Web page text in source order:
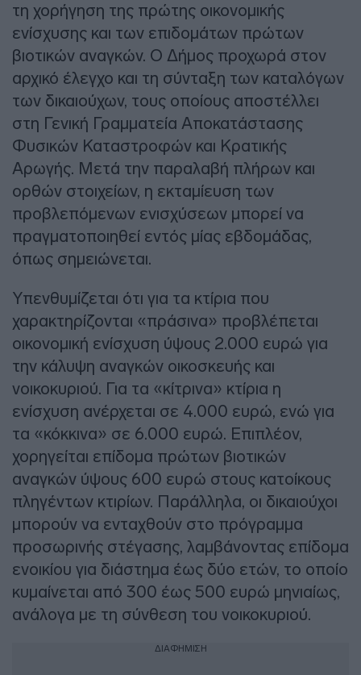
τη χορήγηση της πρώτης οικονομικής
ενίσχυσης και των επιδομάτων πρώτων
βιοτικών αναγκών. Ο Δήμος προχωρά στον
αρχικό έλεγχο και τη σύνταξη των καταλόγων
των δικαιούχων, τους οποίους αποστέλλει
στη Γενική Γραμματεία Αποκατάστασης
Φυσικών Καταστροφών και Κρατικής
Αρωγής. Μετά την παραλαβή πλήρων και
ορθών στοιχείων, η εκταμίευση των
προβλεπόμενων ενισχύσεων μπορεί να
πραγματοποιηθεί εντός μίας εβδομάδας,
όπως σημειώνεται.
Υπενθυμίζεται ότι για τα κτίρια που
χαρακτηρίζονται «πράσινα» προβλέπεται
οικονομική ενίσχυση ύψους 2.000 ευρώ για
την κάλυψη αναγκών οικοσκευής και
νοικοκυριού. Για τα «κίτρινα» κτίρια η
ενίσχυση ανέρχεται σε 4.000 ευρώ, ενώ για
τα «κόκκινα» σε 6.000 ευρώ. Επιπλέον,
χορηγείται επίδομα πρώτων βιοτικών
αναγκών ύψους 600 ευρώ στους κατοίκους
πληγέντων κτιρίων. Παράλληλα, οι δικαιούχοι
μπορούν να ενταχθούν στο πρόγραμμα
προσωρινής στέγασης, λαμβάνοντας επίδομα
ενοικίου για διάστημα έως δύο ετών, το οποίο
κυμαίνεται από 300 έως 500 ευρώ μηνιαίως,
ανάλογα με τη σύνθεση του νοικοκυριού.
ΔΙΑΦΗΜΙΣΗ